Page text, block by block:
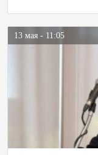
13 мая - 11:05